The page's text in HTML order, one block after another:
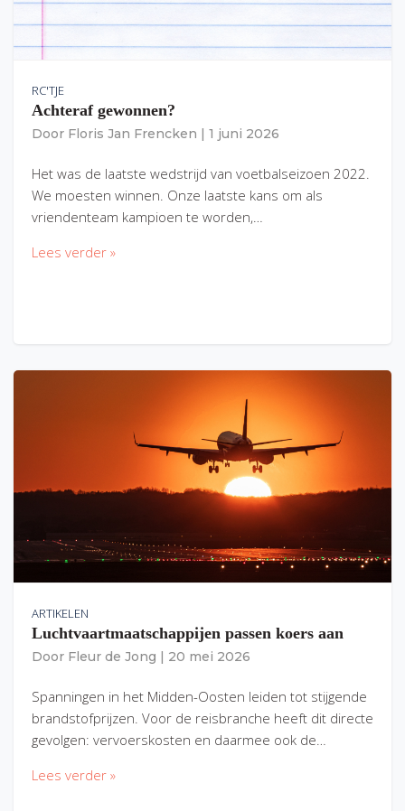
RC'TJE
Achteraf gewonnen?
Door Floris Jan Frencken 1 juni 2026
Het was de laatste wedstrijd van voetbalseizoen 2022.
We moesten winnen. Onze laatste kans om als
vriendenteam kampioen te worden,…
Lees verder »
ARTIKELEN
Luchtvaartmaatschappijen passen koers aan
Door Fleur de Jong 20 mei 2026
Spanningen in het Midden-Oosten leiden tot stijgende
brandstofprijzen. Voor de reisbranche heeft dit directe
gevolgen: vervoerskosten en daarmee ook de…
Lees verder »